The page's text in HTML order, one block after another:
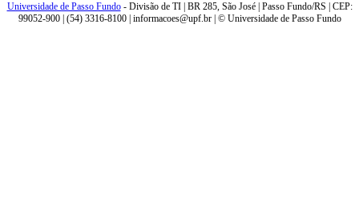
Universidade de Passo Fundo- Divisão de TI | BR 285, São José | Passo Fundo/RS | CEP:
99052-900 | (54) 3316-8100 | informacoes@upf.br | © Universidade de Passo Fundo